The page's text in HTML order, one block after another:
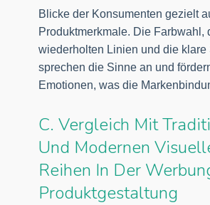
Blicke der Konsumenten gezielt
Produktmerkmale. Die Farbwahl,
wiederholten Linien und die klare
sprechen die Sinne an und
Emotionen, was die
C. Vergleich Mit
Und Modernen
Reihen In Der
Produktgestaltung